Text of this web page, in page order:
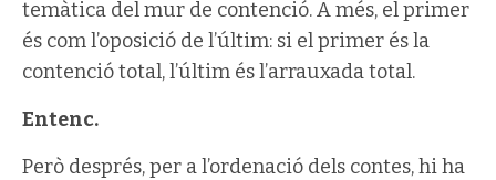
temàtica del mur de contenció. A més, el primer
és com l’oposició de l’últim: si el primer és la
contenció total, l’últim és l’arrauxada total.
Entenc.
Però després, per a l’ordenació dels contes, hi ha